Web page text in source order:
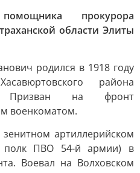
прокурора
области Элиты
родился в 1918 году
района
Призван на фронт
военкоматом.
артиллерийском
полк ПВО 54-й армии) в
Воевал на Волховском